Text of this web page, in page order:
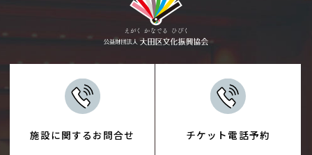
施設に関するお問合せ
チケット電話予約